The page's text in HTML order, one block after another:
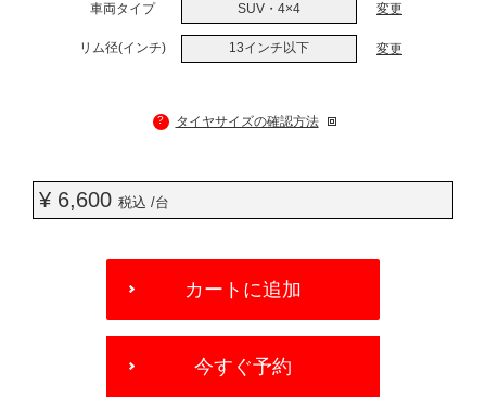
車両タイプ SUV・4×4 変更
リム径(インチ) 13インチ以下 変更
? タイヤサイズの確認方法
¥ 6,600 税込 /台
OPTIONS
カートに追加
今すぐ予約